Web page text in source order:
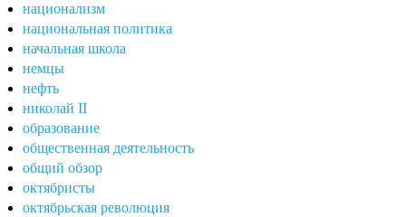
национализм
национальная политика
начальная школа
немцы
нефть
николай II
образование
общественная деятельность
общий обзор
октябристы
октябрьская революция